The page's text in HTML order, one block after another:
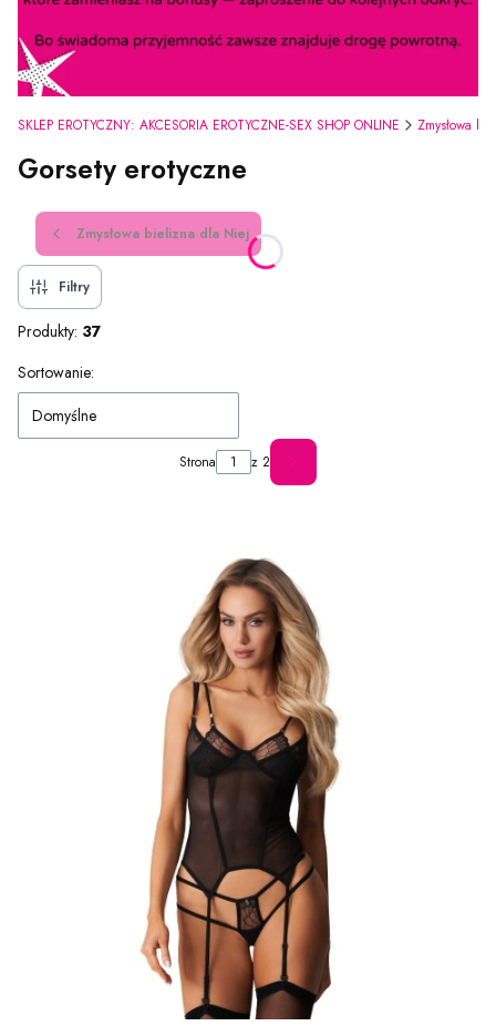
SKLEP EROTYCZNY: AKCESORIA EROTYCZNE-SEX SHOP ONLINE Zmysłowa
Gorsety erotyczne
Zmysłowa bielizna dla Niej
Filtry
Produkty: 37
Lista produktów
Sortowanie:
Domyślne
Strona z 2 Następne produkty